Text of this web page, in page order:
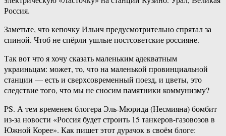
Россия.
Заметьте, что кепочку Ильич предусмотрительно спрятал за
спиной. Чтоб не спёрли ушлые постсоветские россияне.
Так вот что я хочу сказать маленьким адекватным
украиньцам: может, то, что на маленькой провинциальной
станции — есть и сверхсовременный поезд, и цветы, это
следствие того, что мы не сносим памятники коммунизму?
PS. А тем временем блогера Эль-Мюрида (Несмияна) бомбит
из-за новости «Россия будет строить 15 танкеров-газовозов в
Южной Корее». Как пишет этот дурачок в своём блоге: